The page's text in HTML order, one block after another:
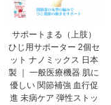
サポートまる（上肢）
ひじ用サポーター 2個セ
ット ナノミックス 日本
製 ｜ 一般医療機器 肌に
優しい 関節補強 血行促
進 未病ケア 弾性ストッ